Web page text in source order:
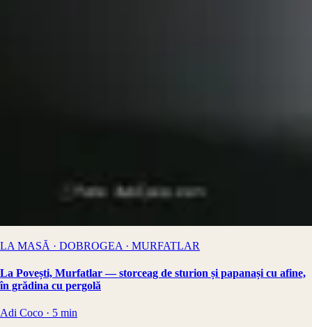
LA MASĂ · DOBROGEA · MURFATLAR
La Povești, Murfatlar — storceag de sturion și papanași cu afine,
în grădina cu pergolă
Adi Coco · 5 min